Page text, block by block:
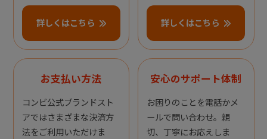
詳しくはこちら 詳しくはこちら
お支払い方法
コンビ公式ブランドスト
アではさまざまな決済方
法をご利用いただけま
安心のサポート体制
お困りのことを電話かメ
ールで問い合わせ。親
切、丁寧にお応えしま